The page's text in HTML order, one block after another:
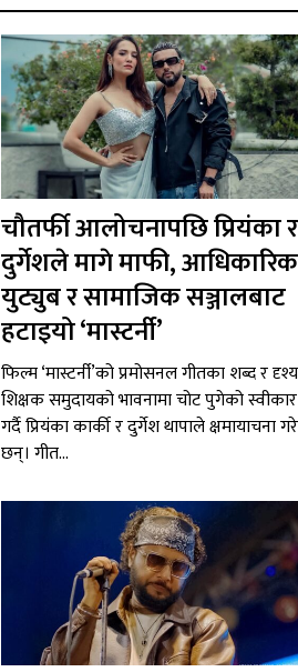
चौतर्फी आलोचनापछि प्रियंका र
दुर्गेशले मागे माफी, आधिकारिक
युट्युब र सामाजिक सञ्जालबाट
हटाइयो ‘मास्टर्नी’
फिल्म ‘मास्टर्नी’को प्रमोसनल गीतका शब्द र
शिक्षक समुदायको भावनामा चोट पुगेको स्वीकार
गर्दै प्रियंका कार्की र दुर्गेश थापाले क्षमायाचना
छन्। गीत...